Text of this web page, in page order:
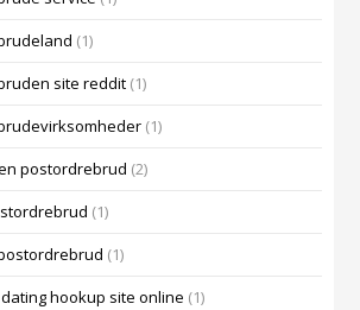
(1)
site reddit (1)
(1)
postordrebrud (2)
(1)
(1)
hookup site online (1)